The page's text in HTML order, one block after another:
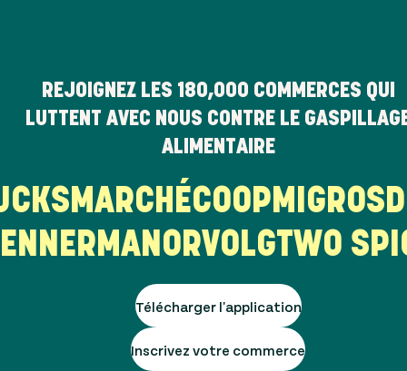
REJOIGNEZ LES 180,000 COMMERCES QUI
LUTTENT AVEC NOUS CONTRE LE
ALIMENTAIRE
MARCHÉCOOP
MANOR VOLGTWO
Télécharger l'application
Inscrivez votre commerce